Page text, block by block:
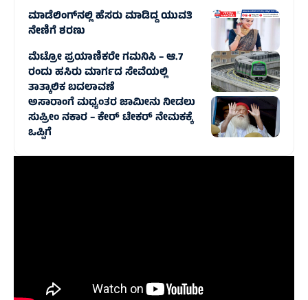
ಮಾಡೆಲಿಂಗ್‌ನಲ್ಲಿ ಹೆಸರು ಮಾಡಿದ್ದ ಯುವತಿ
ನೇಣಿಗೆ ಶರಣು
ಮೆಟ್ರೋ ಪ್ರಯಾಣಿಕರೇ ಗಮನಿಸಿ – ಆ.7
ರಂದು ಹಸಿರು ಮಾರ್ಗದ ಸೇವೆಯಲ್ಲಿ
ತಾತ್ಕಾಲಿಕ ಬದಲಾವಣೆ
ಅಸಾರಾಂಗೆ ಮಧ್ಯಂತರ ಜಾಮೀನು ನೀಡಲು
ಸುಪ್ರೀಂ ನಕಾರ – ಕೇರ್ ಟೇಕರ್ ನೇಮಕಕ್ಕೆ
ಒಪ್ಪಿಗೆ